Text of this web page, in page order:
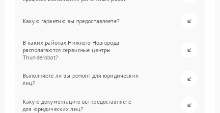
Какую гарантию вы предоставляете?
В каких районах Нижнего Новгорода
располагаются сервисные центры
Thunderobot?
Выполняете ли вы ремонт для юридических
лиц?
Какую документацию вы предоставляете
для юридических лиц?